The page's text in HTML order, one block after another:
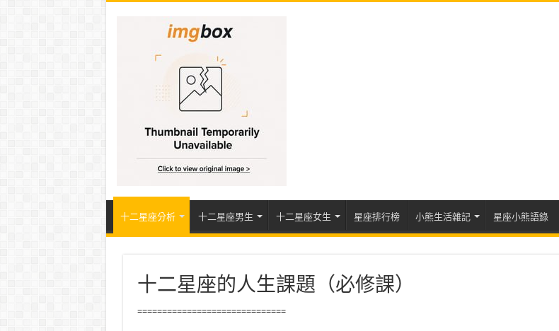
十二星座分析 十二星座男生 十二星座女生 星座排行榜 小熊生活雜記 星座小熊語錄
十二星座的人生課題（必修課）
==============================